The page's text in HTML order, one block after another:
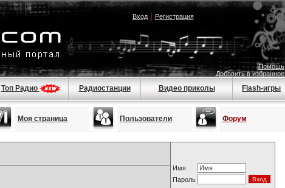
Вход| Регистрация
Помощь
Добавить в избранное
Топ Радио Радиостанции Видео приколы Flash-игры
Моя страница Пользователи Форум
Имя
Пароль